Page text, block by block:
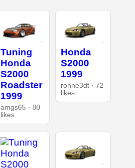
Tuning
Honda
S2000
Roadster
1999
amgs65 · 80
likes
Honda
S2000
1999
rohne3dt · 72
likes